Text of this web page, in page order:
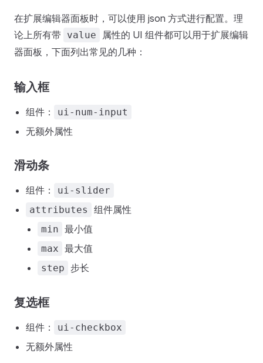
在扩展编辑器面板时，可以使用 json 方式进行配置。理
论上所有带 value
属性的 UI 组件都可以用于扩展编辑
器面板，下面列出常见的几种：
输入框
组件： ui-num-input
无额外属性
滑动条
组件：
ui-slider
attributes
组件属性
min 最小值
max 最大值
step 步长
复选框
组件： ui-checkbox
无额外属性